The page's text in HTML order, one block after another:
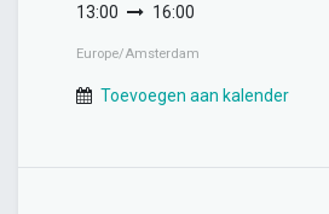
13:00 16:00
Europe/Amsterdam
Toevoegen aan kalender